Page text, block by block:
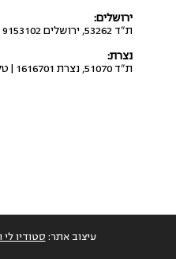
מתוכנית החומש
ירושלים:
ת"ד 53262, ירושלים 9153102 | פקס: 02-6521219
נצרת:
ת"ד 51070, נצרת 1616701 | טלפון: 04-8526333/4/5, פקס: 04-8526331
עיצוב אתר: סטודיו